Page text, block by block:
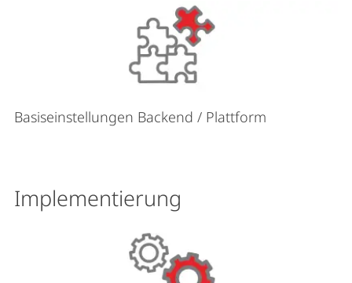
Basiseinstellungen Backend / Plattform
Implementierung